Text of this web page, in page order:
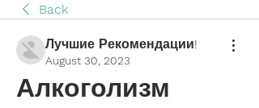
Back
Лучшие Рекомендации!
August 30, 2023
Алкоголизм